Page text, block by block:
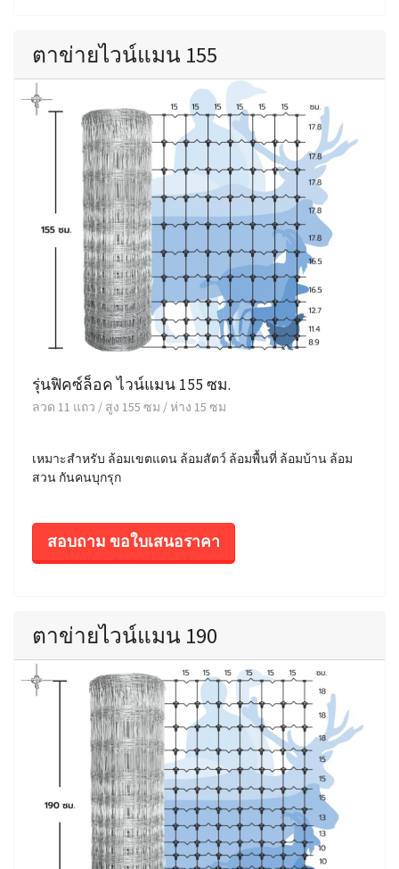
ตาข่ายไวน์แมน 155
รุ่นฟิคซ์ล็อค ไวน์แมน 155 ซม.
ลวด 11 แถว / สูง 155 ซม / ห่าง 15 ซม
เหมาะสำหรับ ล้อมเขตแดน ล้อมสัตว์ ล้อมพื้นที่ ล้อมบ้าน ล้อม
สวน กันคนบุกรุก
สอบถาม ขอใบเสนอราคา
ตาข่ายไวน์แมน 190